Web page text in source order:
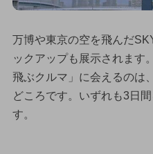
万博や東京の空を飛んだ
ックアップも展示されます
飛ぶクルマ」に会えるのは
どころです。いずれも3日
す。